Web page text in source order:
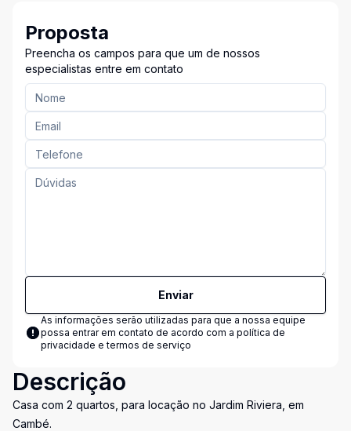
Proposta
Preencha os campos para que um de nossos
especialistas entre em contato
Enviar
As informações serão utilizadas para que a nossa equipe
possa entrar em contato de acordo com a política de
privacidade e termos de serviço
Descrição
Casa com 2 quartos, para locação no Jardim Riviera, em
Cambé.